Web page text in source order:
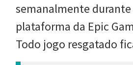
semanalmente
plataforma da Epic
Todo jogo resgatado